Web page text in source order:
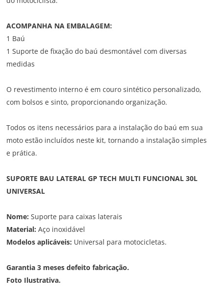
ACOMPANHA NA EMBALAGEM:
1 Baú
1 Suporte de fixação do baú desmontável com diversas
medidas
O revestimento interno é em couro sintético personalizado,
com bolsos e sinto, proporcionando organização.
Todos os itens necessários para a instalação do baú em sua
moto estão incluídos neste kit, tornando a instalação simples
e prática.
SUPORTE BAU LATERAL GP TECH MULTI FUNCIONAL 30L
UNIVERSAL
Nome: Suporte para caixas laterais
Material:Aço inoxidável
Modelos aplicáveis: Universal para motocicletas.
Garantia 3 meses defeito fabricação.
Foto Ilustrativa.